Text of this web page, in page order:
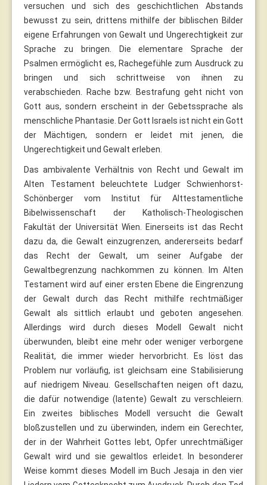
versuchen und sich des geschichtlichen Abstands
bewusst zu sein, drittens mithilfe der biblischen Bilder
eigene Erfahrungen von Gewalt und Ungerechtigkeit zur
Sprache zu bringen. Die elementare Sprache der
Psalmen ermöglicht es, Rachegefühle zum Ausdruck zu
bringen und sich schrittweise von ihnen zu
verabschieden. Rache bzw. Bestrafung geht nicht von
Gott aus, sondern erscheint in der Gebetssprache als
menschliche Phantasie. Der Gott Israels ist nicht ein Gott
der Mächtigen, sondern er leidet mit jenen, die
Ungerechtigkeit und Gewalt erleben.
Das ambivalente Verhältnis von Recht und Gewalt im
Alten Testament beleuchtete Ludger Schwienhorst-
Schönberger vom Institut für Alttestamentliche
Bibelwissenschaft der Katholisch-Theologischen
Fakultät der Universität Wien. Einerseits ist das Recht
dazu da, die Gewalt einzugrenzen, andererseits bedarf
das Recht der Gewalt, um seiner Aufgabe der
Gewaltbegrenzung nachkommen zu können. Im Alten
Testament wird auf einer ersten Ebene die Eingrenzung
der Gewalt durch das Recht mithilfe rechtmäßiger
Gewalt als sittlich erlaubt und geboten angesehen.
Allerdings wird durch dieses Modell Gewalt nicht
überwunden, bleibt eine mehr oder weniger verborgene
Realität, die immer wieder hervorbricht. Es löst das
Problem nur vorläufig, ist gleichsam eine Stabilisierung
auf niedrigem Niveau. Gesellschaften neigen oft dazu,
die dafür notwendige (latente) Gewalt zu verschleiern.
Ein zweites biblisches Modell versucht die Gewalt
bloßzustellen und zu überwinden, indem ein Gerechter,
der in der Wahrheit Gottes lebt, Opfer unrechtmäßiger
Gewalt wird und sie gewaltlos erleidet. In besonderer
Weise kommt dieses Modell im Buch Jesaja in den vier